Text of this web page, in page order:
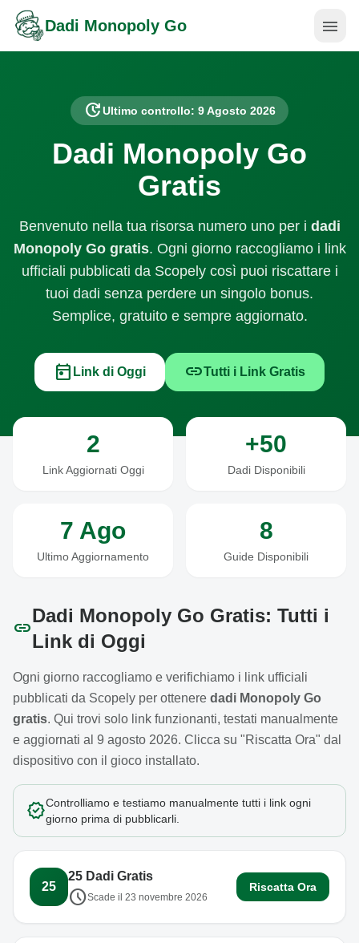
Dadi Monopoly Go menu
updateUltimo controllo: 9 Agosto 2026
Dadi Monopoly Go
Gratis
Benvenuto nella tua risorsa numero uno per i dadi
Monopoly Go gratis. Ogni giorno raccogliamo i link
ufficiali pubblicati da Scopely così puoi riscattare i
tuoi dadi senza perdere un singolo bonus.
Semplice, gratuito e sempre aggiornato.
today Link di Oggi linkTutti i Link Gratis
2
Link Aggiornati Oggi
+50
Dadi Disponibili
7 Ago
Ultimo Aggiornamento
8
Guide Disponibili
link
Dadi Monopoly Go Gratis: Tutti i
Link di Oggi
Ogni giorno raccogliamo e verifichiamo i link ufficiali
pubblicati da Scopely per ottenere dadi Monopoly Go
gratis. Qui trovi solo link funzionanti, testati manualmente
e aggiornati al 9 agosto 2026. Clicca su "Riscatta Ora" dal
dispositivo con il gioco installato.
verifiedControlliamo e testiamo manualmente tutti i link ogni
giorno prima di pubblicarli.
25
25 Dadi Gratis
scheduleScade il 23 novembre 2026
Riscatta Ora